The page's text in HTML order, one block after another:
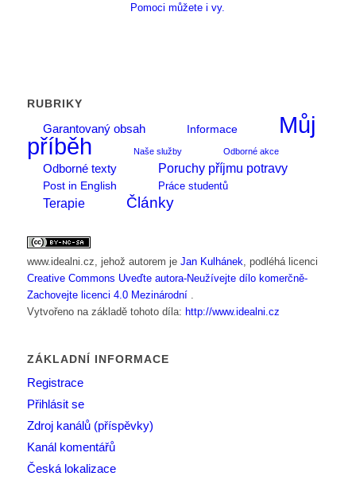
Pomoci můžete i vy.
RUBRIKY
Garantovaný obsah
Informace
Můj
příběh
Naše služby Odborné akce
Odborné texty Poruchy příjmu potravy
Post in English Práce studentů
Terapie Články
www.idealni.cz , jehož autorem je Jan Kulhánek , podléhá licenci
Creative Commons Uveďte autora-Neužívejte dílo komerčně-
Zachovejte licenci 4.0 Mezinárodní
Vytvořeno na základě tohoto díla: http://www.idealni.cz
ZÁKLADNÍ INFORMACE
Registrace
Přihlásit se
Zdroj kanálů (příspěvky)
Kanál komentářů
Česká lokalizace